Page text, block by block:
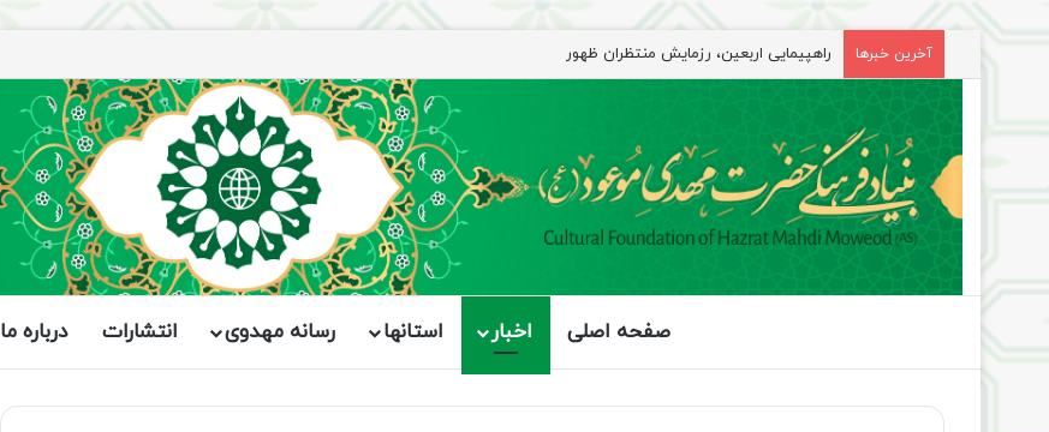
آخرین خبرها راهپیمایی اربعین، رزمایش منتظران ظهور
صفحه اصلی اخبار استانها رسانه مهدوی انتشارات درباره ما